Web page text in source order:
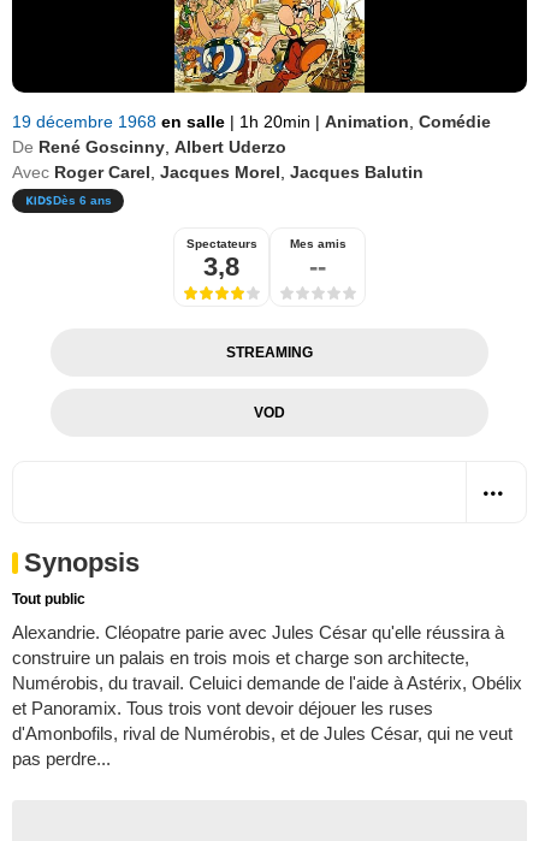
19 décembre 1968 en salle | 1h 20min | Animation Comédie
De René Goscinny Albert Uderzo
Avec Roger Carel Jacques Morel Jacques Balutin
Dès 6 ans
Spectateurs
3,8
Mes amis
--
STREAMING
VOD
Synopsis
Tout public
Alexandrie. Cléopatre parie avec Jules César qu'elle réussira à
construire un palais en trois mois et charge son architecte,
Numérobis, du travail. Celuici demande de l'aide à Astérix, Obélix
et Panoramix. Tous trois vont devoir déjouer les ruses
d'Amonbofils, rival de Numérobis, et de Jules César, qui ne veut
pas perdre...